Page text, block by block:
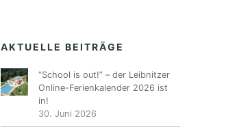
AKTUELLE BEITRÄGE
“School is out!” – der Leibnitzer
Online-Ferienkalender 2026 ist
in!
30. Juni 2026